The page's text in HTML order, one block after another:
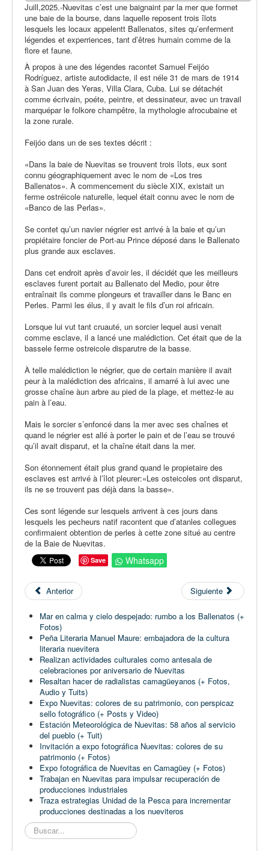
Juill,2025.-Nuevitas c’est une baignaint par la mer que formet
une baie de la bourse, dans laquelle reposent trois îlots
lesquels les locaux appelentt Ballenatos, sites qu’enferment
légendes et experriences, tant d’êtres humain comme de la
flore et faune.
À propos à une des légendes racontet Samuel Feijóo
Rodríguez, artiste autodidacte, il est néle 31 de mars de 1914
à San Juan des Yeras, Villa Clara, Cuba. Lui se détachét
comme écrivain, poéte, peintre, et dessinateur, avec un travail
marquépar le folkore champêtre, la mythologie afrocubaine et
la zone rurale.
Feijóo dans un de ses textes décrit :
«Dans la baie de Nuevitas se trouvent trois îlots, eux sont
connu géographiquement avec le nom de «Los tres
Ballenatos». À commencement du siècle XIX, existait un
ferme ostréicole naturelle, lequel était connu avec le nom de
«Banco de las Perlas».
Se contet qu’un navier négrier est arrivé à la baie et qu’un
propiétaire foncier de Port-au Prince déposé dans le Ballenato
plus grande aux esclaves.
Dans cet endroit après d’avoir les, il décidét que les meilleurs
esclaves furent portait au Ballenato del Medio, pour être
entraînait ils comme plongeurs et travailler dans le Banc en
Perles. Parmi les élus, il y avait le fils d’un roi africain.
Lorsque lui vut tant cruauté, un sorcier lequel ausi venait
comme esclave, il a lancé une malédiction. Cet était que de la
bassele ferme ostreicole disparutre de la basse.
À telle malédiction le négrier, que de certain manière il avait
peur à la malédiction des africains, il amarré à lui avec une
grosse chaîne àun arbre au pied de la plage, et mettez-le au
pain à l’eau.
Mais le sorcier s’enfoncé dans la mer avec ses chaînes et
quand le négrier est allé à porter le pain et de l’eau se trouvé
qu’il avait disparut, et la chaîne était dans la mer.
Son étonnement était plus grand quand le propietaire des
esclaves est arrivé à l’îlot pleurer:«Les osteicoles ont disparut,
ils ne se trouvent pas déjà dans la basse».
Ces sont légende sur lesquels arrivent à ces jours dans
lesquels les pecheurs natif racontent que d’atanles collegues
confirmaient obtention de perles à cette zone situé au centre
de la Baie de Nuevitas.
Save Whatsapp
Anterior Siguiente
Mar en calma y cielo despejado: rumbo a los Ballenatos (+
Fotos)
Peña Literaria Manuel Maure: embajadora de la cultura
literaria nuevitera
Realizan actividades culturales como antesala de
celebraciones por aniversario de Nuevitas
Resaltan hacer de radialistas camagüeyanos (+ Fotos,
Audio y Tuits)
Expo Nuevitas: colores de su patrimonio, con perspicaz
sello fotográfico (+ Posts y Video)
Estación Meteorológica de Nuevitas: 58 años al servicio
del pueblo (+ Tuit)
Invitación a expo fotográfica Nuevitas: colores de su
patrimonio (+ Fotos)
Expo fotográfica de Nuevitas en Camagüey (+ Fotos)
Trabajan en Nuevitas para impulsar recuperación de
producciones industriales
Traza estrategias Unidad de la Pesca para incrementar
producciones destinadas a los nueviteros
Buscar...